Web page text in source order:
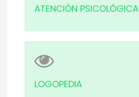
ATENCIÓN PSICOLÓGICA
LOGOPEDIA